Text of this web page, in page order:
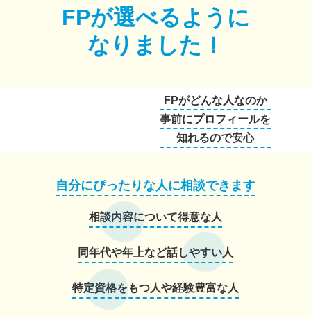
FPが選べるように
なりました！
FPがどんな人なのか
事前にプロフィールを
知れるので安心
自分にぴったりな人に相談できます
相談内容について得意な人
同年代や年上など話しやすい人
特定資格をもつ人や経験豊富な人